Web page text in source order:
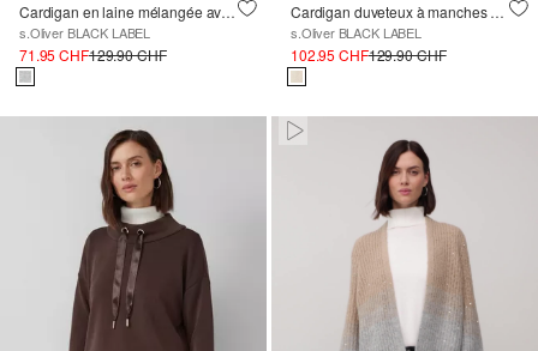
Cardigan en laine mélangée avec détails contrastés et paillettes
s.Oliver BLACK LABEL
71.95 CHF129.90 CHF
Cardigan duveteux à manches chauve-souris
s.Oliver BLACK LABEL
102.95 CHF129.90 CHF
Paused • Muted